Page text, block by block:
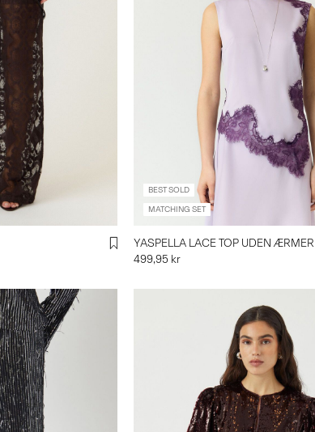
BEST SOLD
MATCHING SET
YASPELLA LACE TOP UDEN ÆRMER
499,95 kr